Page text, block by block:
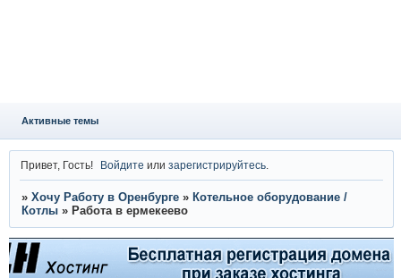
Активные темы
Привет, Гость! Войдите илизарегистрируйтесь
» Хочу Работу в Оренбурге » Котельное оборудование /
Котлы » Работа в ермекеево